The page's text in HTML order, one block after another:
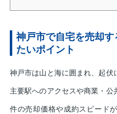
神戸市で自宅を売却
たいポイント
神戸市は山と海に囲まれ、起伏
主要駅へのアクセスや商業・公
件の売却価格や成約スピード